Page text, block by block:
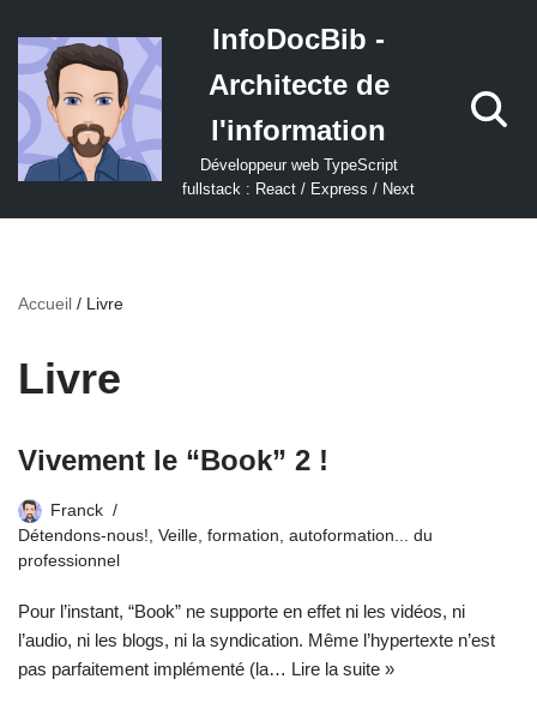
Aller
au
contenu
InfoDocBib -
Architecte de
l'information
Développeur web TypeScript
fullstack : React / Express / Next
Accueil / Livre
Livre
Vivement le “Book” 2 !
Franck
Détendons-nous!, Veille, formation, autoformation... du
professionnel
Pour l’instant, “Book” ne supporte en effet ni les vidéos, ni
l’audio, ni les blogs, ni la syndication. Même l’hypertexte n’est
pas parfaitement implémenté (la… Lire la suite »